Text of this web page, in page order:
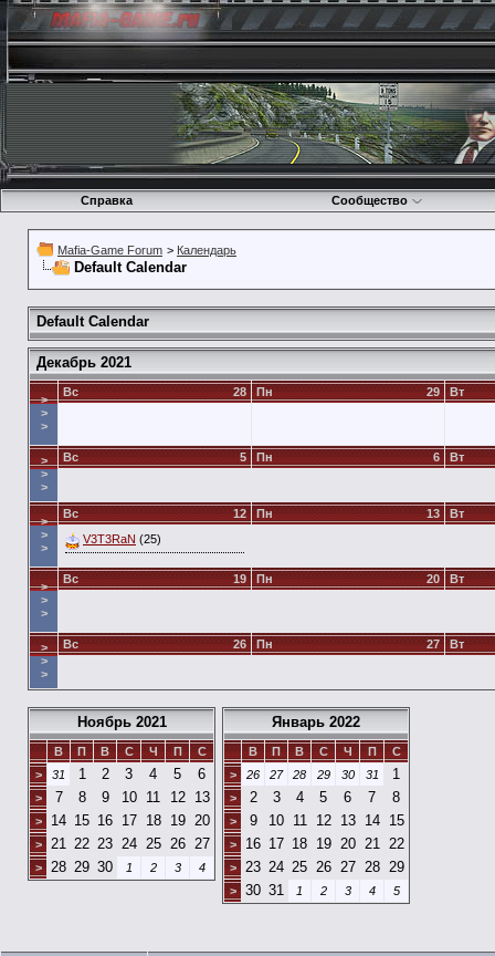
Справка Сообщество
Mafia-Game Forum > Календарь
Default Calendar
Default Calendar
Декабрь 2021
>
>
>
28
Вс 29
Пн Вт
>
>
>
5
Вс 6
Пн Вт
>
>
>
12
Вс
V3T3RaN (25)
13
Пн Вт
>
>
>
19
Вс 20
Пн Вт
>
>
>
26
Вс 27
Пн Вт
Ноябрь 2021
В П В С Ч П
С
>
31 1 2 3 4 5 6
> 7 8 9 10 11 12 13
> 14 15 16 17 18 19 20
> 21 22 23 24 25 26 27
> 28 29 30 1 2 3 4
Январь 2022
В П В С Ч П
С
>
26 27 28 29 30 31 1
> 2 3 4 5 6 7 8
> 9 10 11 12 13 14 15
> 16 17 18 19 20 21 22
> 23 24 25 26 27 28 29
> 30 31 1 2 3 4 5